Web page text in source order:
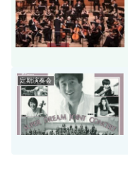
定期演奏会